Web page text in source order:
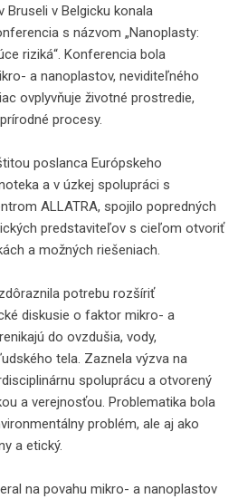
Bruseli v Belgicku konala
s názvom „Nanoplasty:
riziká“. Konferencia bola
a nanoplastov, neviditeľného
ovplyvňuje životné prostredie,
procesy.
poslanca Európskeho
a v úzkej spolupráci s
ALLATRA, spojilo popredných
predstaviteľov s cieľom otvoriť
a možných riešeniach.
potrebu rozšíriť
diskusie o faktor mikro- a
do ovzdušia, vody,
tela. Zaznela výzva na
spoluprácu a otvorený
a verejnosťou. Problematika bola
problém, ale aj ako
a etický.
na povahu mikro- a nanoplastov